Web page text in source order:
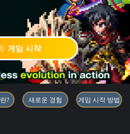
게임 시작
BRAVE
? 새로운 경험 게임 시작 방법